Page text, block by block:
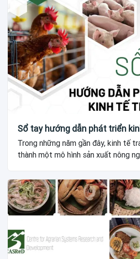
Sổ tay hướng dẫn phát triển
Trong những năm gần đây, kinh tế
thành một mô hình sản xuất nông